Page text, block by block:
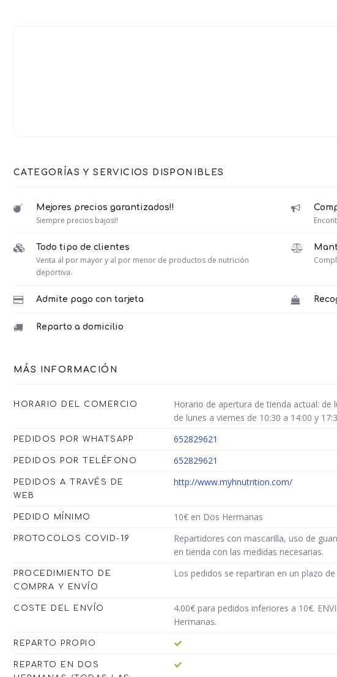
CATEGORÍAS Y SERVICIOS DISPONIBLES
Mejores precios garantizados!!
Siempre precios bajos!!
Todo tipo de clientes
Venta al por mayor y al por menor de productos de nutrición
deportiva.
Admite pago con tarjeta
Reparto a domicilio
MÁS INFORMACIÓN
HORARIO DEL COMERCIO
Horario de apertura de tienda actual: de
de lunes a viernes de 10:30 a 14:00 y
PEDIDOS POR WHATSAPP 652829621
PEDIDOS POR TELÉFONO 652829621
PEDIDOS A TRAVÉS DE
WEB
http://www.myhnutrition.com/
PEDIDO MÍNIMO 10€ en Dos Hermanas
PROTOCOLOS COVID-19
Repartidores con mascarilla, uso de
en tienda con las medidas necesarias.
PROCEDIMIENTO DE
COMPRA Y ENVÍO
Los pedidos se repartiran en un plazo
COSTE DEL ENVÍO
4.00€ para pedidos inferiores a 10€.
Hermanas.
REPARTO PROPIO
REPARTO EN DOS